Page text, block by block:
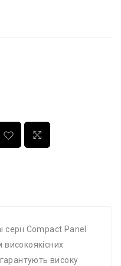
Compact Panel
високоякісних
високу